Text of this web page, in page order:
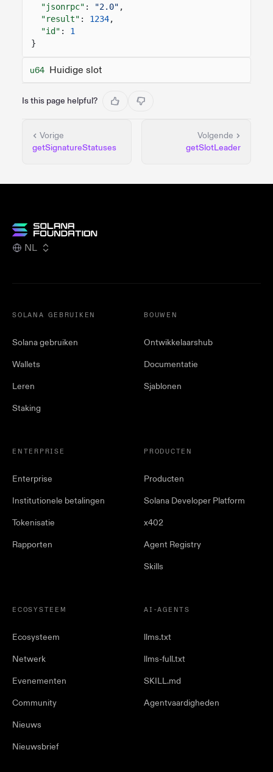
"jsonrpc" : "2.0" ,
"result" : 1234,
"id" :
1
}
u64 Huidige slot
Is this page helpful?
Vorige
getSignatureStatuses
Volgende
getSlotLeader
NL
SOLANA GEBRUIKEN
Solana gebruiken
Wallets
Leren
Staking
BOUWEN
Ontwikkelaarshub
Documentatie
Sjablonen
ENTERPRISE
Enterprise
Institutionele betalingen
Tokenisatie
Rapporten
PRODUCTEN
Producten
Solana Developer Platform
x402
Agent Registry
Skills
ECOSYSTEEM
Ecosysteem
Netwerk
Evenementen
Community
Nieuws
Nieuwsbrief
AI-AGENTS
llms.txt
llms-full.txt
SKILL.md
Agentvaardigheden